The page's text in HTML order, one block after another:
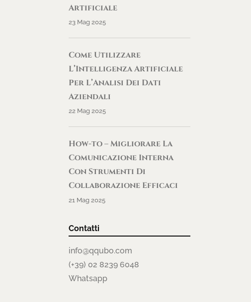
Artificiale
23 Mag 2025
Come Utilizzare
L’Intelligenza Artificiale
Per L’Analisi Dei Dati
Aziendali
22 Mag 2025
How-to – Migliorare La
Comunicazione Interna
Con Strumenti Di
Collaborazione Efficaci
21 Mag 2025
Contatti
info@qqubo.com
(+39) 02 8239 6048
Whatsapp